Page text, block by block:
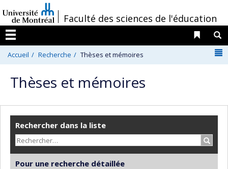
au
contenu
/Faculté des sciences de l'éducation
Menu
Liens
Accueil Recherche Thèses et mémoires
Thèses et mémoires
Rechercher dans la liste
Pour une recherche détaillée